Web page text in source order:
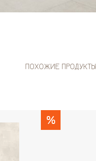
ПОХОЖИЕ ПРОДУКТЫ
%